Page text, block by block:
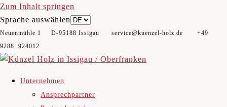
Zum Inhalt springen
Sprache auswählen
Neuenmühle 1 D-95188 Issigau​ service@kuenzel-holz.de +49
9288 924012
Unternehmen
Ansprechpartner